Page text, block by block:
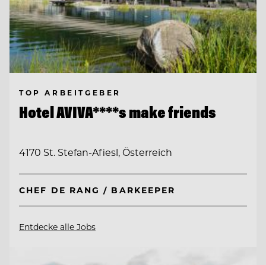
TOP ARBEITGEBER
Hotel AVIVA****s make friends
4170 St. Stefan-Afiesl, Österreich
CHEF DE RANG / BARKEEPER
Entdecke alle Jobs